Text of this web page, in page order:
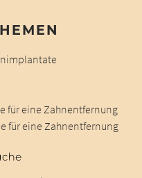
für eine Zahnentfernung
für eine Zahnentfernung